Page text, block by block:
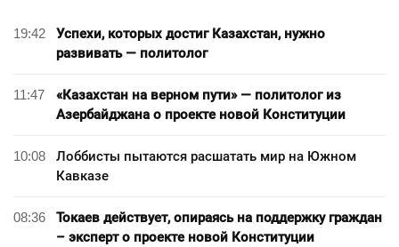
19:42
Успехи, которых достиг Казахстан, нужно
развивать — политолог
11:47
«Казахстан на верном пути» — политолог из
Азербайджана о проекте новой Конституции
10:08
Лоббисты пытаются расшатать мир на Южном
Кавказе
08:36
Токаев действует, опираясь на поддержку граждан
– эксперт о проекте новой Конституции